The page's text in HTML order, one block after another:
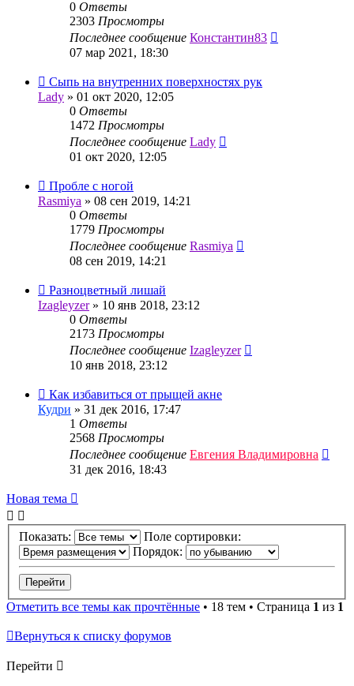
0 Ответы
2303 Просмотры
Последнее сообщение Константин83
07 мар 2021, 18:30
Сыпь на внутренних поверхностях рук
Lady » 01 окт 2020, 12:05
0 Ответы
1472 Просмотры
Последнее сообщение Lady
01 окт 2020, 12:05
Пробле с ногой
Rasmiya » 08 сен 2019, 14:21
0 Ответы
1779 Просмотры
Последнее сообщение Rasmiya
08 сен 2019, 14:21
Разноцветный лишай
Izagleyzer» 10 янв 2018, 23:12
0 Ответы
2173 Просмотры
Последнее сообщение Izagleyzer
10 янв 2018, 23:12
Как избавиться от прыщей акне
Кудри » 31 дек 2016, 17:47
1 Ответы
2568 Просмотры
Последнее сообщение Евгения Владимировна
31 дек 2016, 18:43
Новая тема
Показать:
Поле сортировки:
Порядок:
Отметить все темы как прочтённые • 18 тем • Страница 1 из 1
Вернуться к списку форумов
Перейти